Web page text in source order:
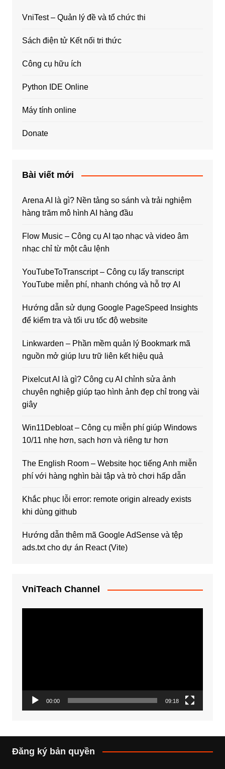
VniTest – Quản lý đề và tổ chức thi
Sách điện tử Kết nối tri thức
Công cụ hữu ích
Python IDE Online
Máy tính online
Donate
Bài viết mới
Arena AI là gì? Nền tảng so sánh và trải nghiệm
hàng trăm mô hình AI hàng đầu
Flow Music – Công cụ AI tạo nhạc và video âm
nhạc chỉ từ một câu lệnh
YouTubeToTranscript – Công cụ lấy transcript
YouTube miễn phí, nhanh chóng và hỗ trợ AI
Hướng dẫn sử dụng Google PageSpeed Insights
để kiểm tra và tối ưu tốc độ website
Linkwarden – Phần mềm quản lý Bookmark mã
nguồn mở giúp lưu trữ liên kết hiệu quả
Pixelcut AI là gì? Công cụ AI chỉnh sửa ảnh
chuyên nghiệp giúp tạo hình ảnh đẹp chỉ trong vài
giây
Win11Debloat – Công cụ miễn phí giúp Windows
10/11 nhẹ hơn, sạch hơn và riêng tư hơn
The English Room – Website học tiếng Anh miễn
phí với hàng nghìn bài tập và trò chơi hấp dẫn
Khắc phục lỗi error: remote origin already exists
khi dùng github
Hướng dẫn thêm mã Google AdSense và tệp
ads.txt cho dự án React (Vite)
VniTeach Channel
00:00 09:18
Đăng ký bản quyền